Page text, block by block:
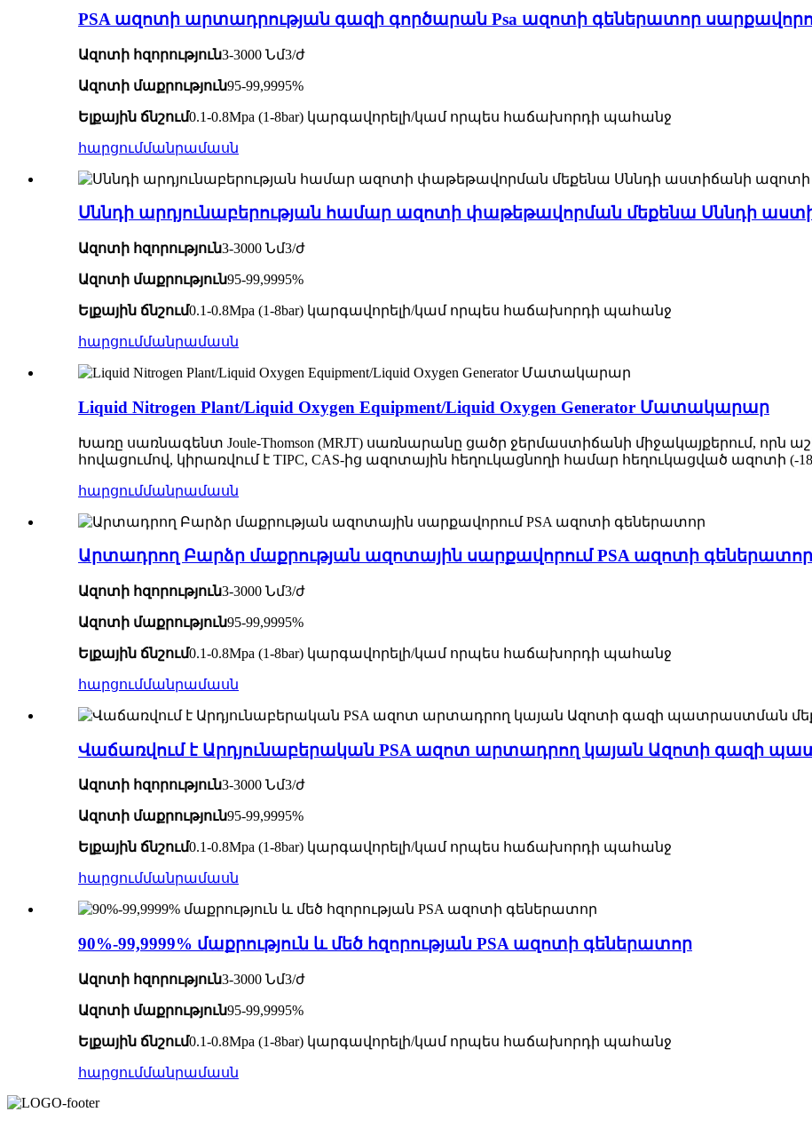
PSA ազոտի արտադրության գազի գործարան Psa ազոտի գեներատոր
Ազոտի հզորություն3-3000 Նմ3/ժ
Ազոտի մաքրություն95-99,9995%
Ելքային ճնշում0.1-0.8Mpa (1-8bar) կարգավորելի/կամ որպես հաճախորդի պահանջ
հարցումմանրամասն
Սննդի արդյունաբերության համար ազոտի փաթեթավորման մեքենա Սննդի
Ազոտի հզորություն3-3000 Նմ3/ժ
Ազոտի մաքրություն95-99,9995%
Ելքային ճնշում0.1-0.8Mpa (1-8bar) կարգավորելի/կամ որպես հաճախորդի պահանջ
հարցումմանրամասն
Liquid Nitrogen Plant/Liquid Oxygen Equipment/Liquid Oxygen Generator Մատակարար
Խառը սառնագենտ Joule-Thomson (MRJT) սառնարանը ցածր ջերմաստիճանի միջակայքերում,
հովացումով, կիրառվում է TIPC, CAS-ից ազոտային հեղուկացնողի համար հեղուկացված ազոտի (-
հարցումմանրամասն
Արտադրող Բարձր մաքրության ազոտային սարքավորում PSA ազոտի գեներատոր
Ազոտի հզորություն3-3000 Նմ3/ժ
Ազոտի մաքրություն95-99,9995%
Ելքային ճնշում0.1-0.8Mpa (1-8bar) կարգավորելի/կամ որպես հաճախորդի պահանջ
հարցումմանրամասն
Վաճառվում է Արդյունաբերական PSA ազոտ արտադրող կայան Ազոտի գազի
Ազոտի հզորություն3-3000 Նմ3/ժ
Ազոտի մաքրություն95-99,9995%
Ելքային ճնշում0.1-0.8Mpa (1-8bar) կարգավորելի/կամ որպես հաճախորդի պահանջ
հարցումմանրամասն
90%-99,9999% մաքրություն և մեծ հզորության PSA ազոտի գեներատոր
Ազոտի հզորություն3-3000 Նմ3/ժ
Ազոտի մաքրություն95-99,9995%
Ելքային ճնշում0.1-0.8Mpa (1-8bar) կարգավորելի/կամ որպես հաճախորդի պահանջ
հարցումմանրամասն